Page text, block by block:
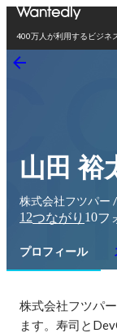
400万人が利用するビジネ
山田 裕
株式会社フツパー
12つながり 10フ
プロフィール
株式会社フツパ
ます。寿司と